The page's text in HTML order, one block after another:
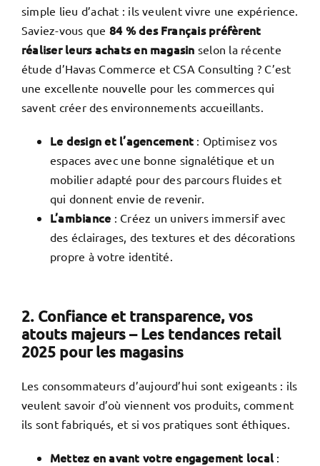
simple lieu d’achat : ils veulent vivre une expérience.
Saviez-vous que 84 % des Français préfèrent
réaliser leurs achats en magasin selon la récente
étude d’Havas Commerce et CSA Consulting ? C’est
une excellente nouvelle pour les commerces qui
savent créer des environnements accueillants.
Le design et l’agencement: Optimisez vos
espaces avec une bonne signalétique et un
mobilier adapté pour des parcours fluides et
qui donnent envie de revenir.
L’ambiance : Créez un univers immersif avec
des éclairages, des textures et des décorations
propre à votre identité.
2. Confiance et transparence, vos
atouts majeurs – Les tendances retail
2025 pour les magasins
Les consommateurs d’aujourd’hui sont exigeants : ils
veulent savoir d’où viennent vos produits, comment
ils sont fabriqués, et si vos pratiques sont éthiques.
Mettez en avant votre engagement local :